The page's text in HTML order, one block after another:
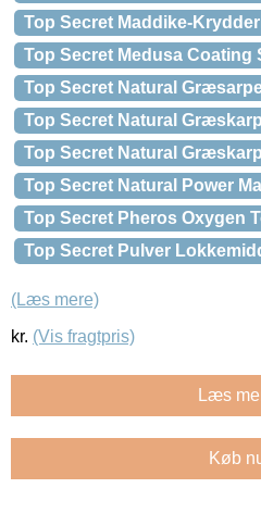
Top Secret Maddike-
Top Secret Medusa Coating
Top Secret Natural
Top Secret Natural
Top Secret Natural
Top Secret Natural Power
Top Secret Pheros Oxygen
Top Secret Pulver
(Læs mere)
kr. (Vis fragtpris)
Læs
Køb